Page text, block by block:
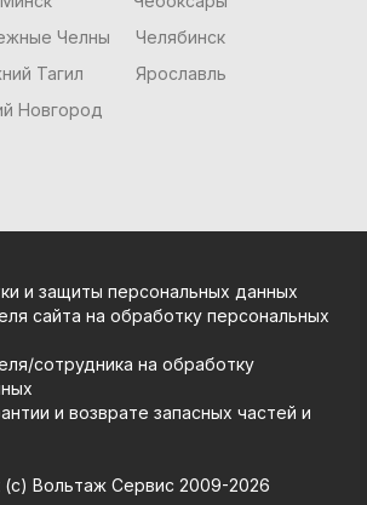
Челны
Тагил
Новгород
Челябинск
Ярославль
и защиты персональных данных
сайта на обработку персональных
сотрудника на обработку
и возврате запасных частей и
(c) Вольтаж Сервис 2009-2026